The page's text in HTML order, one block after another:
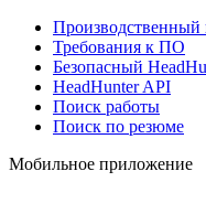
Производственный
Требования к ПО
Безопасный
HeadHunter API
Поиск работы
Поиск по резюме
Мобильное приложение